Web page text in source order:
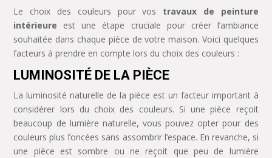
Le choix des couleurs pour vos travaux de peinture
intérieure est une étape cruciale pour créer l’ambiance
souhaitée dans chaque pièce de votre maison. Voici quelques
facteurs à prendre en compte lors du choix des couleurs :
LUMINOSITÉ DE LA PIÈCE
La luminosité naturelle de la pièce est un facteur important à
considérer lors du choix des couleurs. Si une pièce reçoit
beaucoup de lumière naturelle, vous pouvez opter pour des
couleurs plus foncées sans assombrir l’espace. En revanche, si
une pièce est sombre ou ne reçoit que peu de lumière